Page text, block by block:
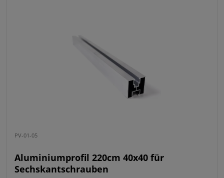
PV-01-05
Aluminiumprofil 220cm 40x40 für
Sechskantschrauben